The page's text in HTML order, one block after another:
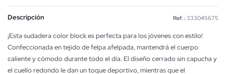
Descripción Ref. : 333045675
¡Esta sudadera color block es perfecta para los jóvenes con estilo!
Confeccionada en tejido de felpa afelpada, mantendrá el cuerpo
caliente y cómodo durante todo el día. El diseño cerrado sin capucha y
el cuello redondo le dan un toque deportivo, mientras que el